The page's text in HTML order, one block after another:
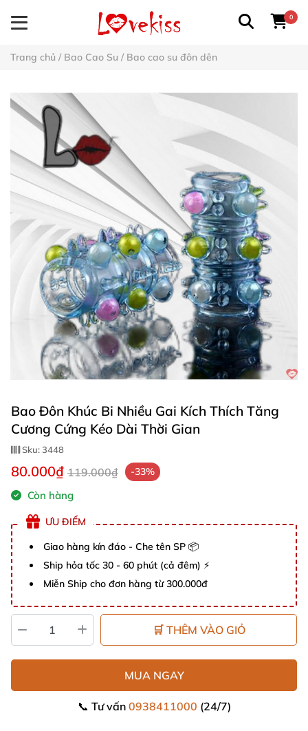
0
Trang chủ / Bao Cao Su / Bao cao su đôn dên
Bao Đôn Khúc Bi Nhiều Gai Kích Thích Tăng
Cương Cứng Kéo Dài Thời Gian
Sku:3448
80.000₫ 119.000₫ -33%
Còn hàng
ƯU ĐIỂM
Giao hàng kín đáo - Che tên SP 📦
Ship hỏa tốc 30 - 60 phút (cả đêm) ⚡
Miễn Ship cho đơn hàng từ 300.000đ
🛒 THÊM VÀO GIỎ
MUA NGAY
📞 Tư vấn 0938411000 (24/7)